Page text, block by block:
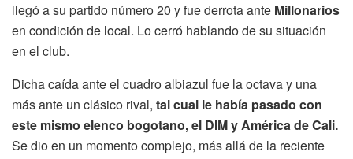
llegó a su partido número 20 y fue derrota ante Millonarios
en condición de local. Lo cerró hablando de su situación
en el club.
Dicha caída ante el cuadro albiazul fue la octava y una
más ante un clásico rival, tal cual le había pasado con
este mismo elenco bogotano, el DIM y América de Cali.
Se dio en un momento complejo, más allá de la reciente